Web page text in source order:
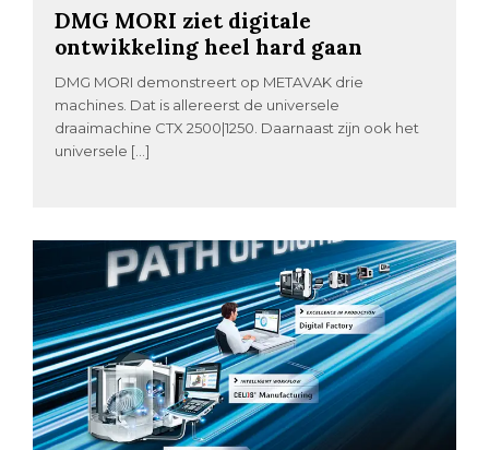
DMG MORI ziet digitale
ontwikkeling heel hard gaan
DMG MORI demonstreert op METAVAK drie
machines. Dat is allereerst de universele
draaimachine CTX 2500|1250. Daarnaast zijn ook het
universele […]